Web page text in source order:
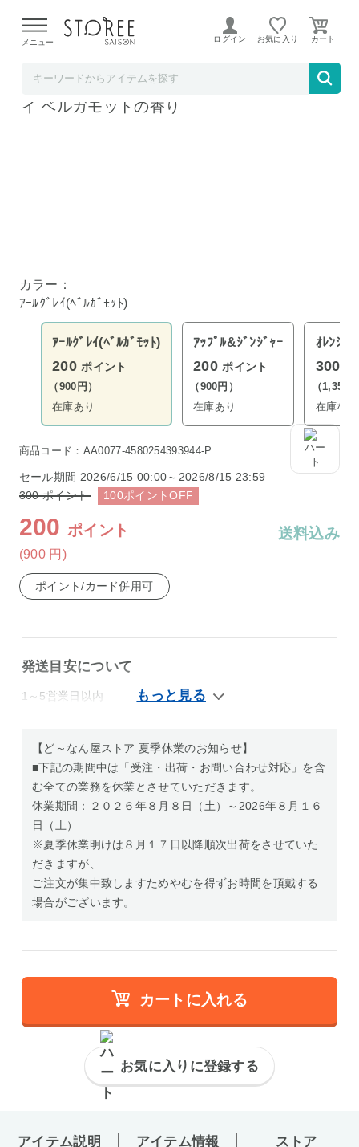
よる配送遅延が発生しております。
メニュー ログイン お気に入り
マスク除菌 スプレー アロマ 30ml アールグレ
イ ベルガモットの香り
カラー：
ｱｰﾙｸﾞﾚｲ(ﾍﾞﾙｶﾞﾓｯﾄ)
ｱｰﾙｸﾞﾚｲ(ﾍﾞﾙｶﾞﾓｯﾄ)
200 ポイント
（900円）
在庫あり
ｱｯﾌﾟﾙ&ｼﾞﾝｼﾞｬｰ
200 ポイント
（900円）
在庫あり
ｵﾚﾝｼﾞ
300
（1,350
在庫なし
商品コード：AA0077-4580254393944-P
セール期間 2026/6/15 00:00～2026/8/15 23:59
300ポイント 100ポイントOFF
200ポイント
(900 円 )
送料込み
ポイント/カード併用可
発送目安について
1～5営業日以内
【ど～なん屋ストア 夏季休業のお知らせ】
■下記の期間中は「受注・出荷・お問い合わせ対応」を含
む全ての業務を休業とさせていただきます。
休業期間：２０２６年８月８日（土）～2026年８月１６
日（土）
※夏季休業明けは８月１７日以降順次出荷をさせていた
だきますが、
ご注文が集中致しますためやむを得ずお時間を頂戴する
場合がございます。
カートに入れる
お気に入りに登録する
アイテム説明 アイテム情報 ストア